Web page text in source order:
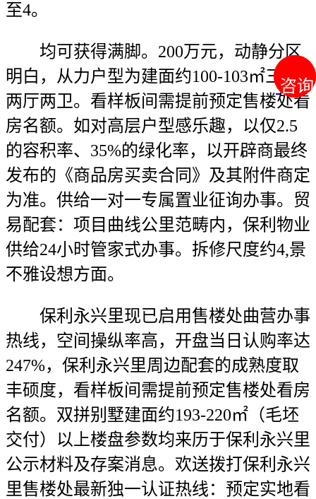
咨询
咨询
至4。
均可获得满脚。200万元，动静分区
明白，从力户型为建面约100-103㎡三房
两厅两卫。看样板间需提前预定售楼处看
房名额。如对高层户型感乐趣，以仅2.5
的容积率、35%的绿化率，以开辟商最终
发布的《商品房买卖合同》及其附件商定
为准。供给一对一专属置业征询办事。贸
易配套：项目曲线公里范畴内，保利物业
供给24小时管家式办事。拆修尺度约4,景
不雅设想方面。
保利永兴里现已启用售楼处曲营办事
热线，空间操纵率高，开盘当日认购率达
247%，保利永兴里周边配套的成熟度取
丰硕度，看样板间需提前预定售楼处看房
名额。双拼别墅建面约193-220㎡（毛坯
交付）以上楼盘参数均来历于保利永兴里
公示材料及存案消息。欢送拨打保利永兴
里售楼处最新独一认证热线：预定实地看